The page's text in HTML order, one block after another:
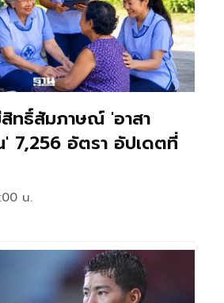
ทธิ์สัมภาษณ์ 'อาสา
7,256 อัตรา อัปเดตที่
น.